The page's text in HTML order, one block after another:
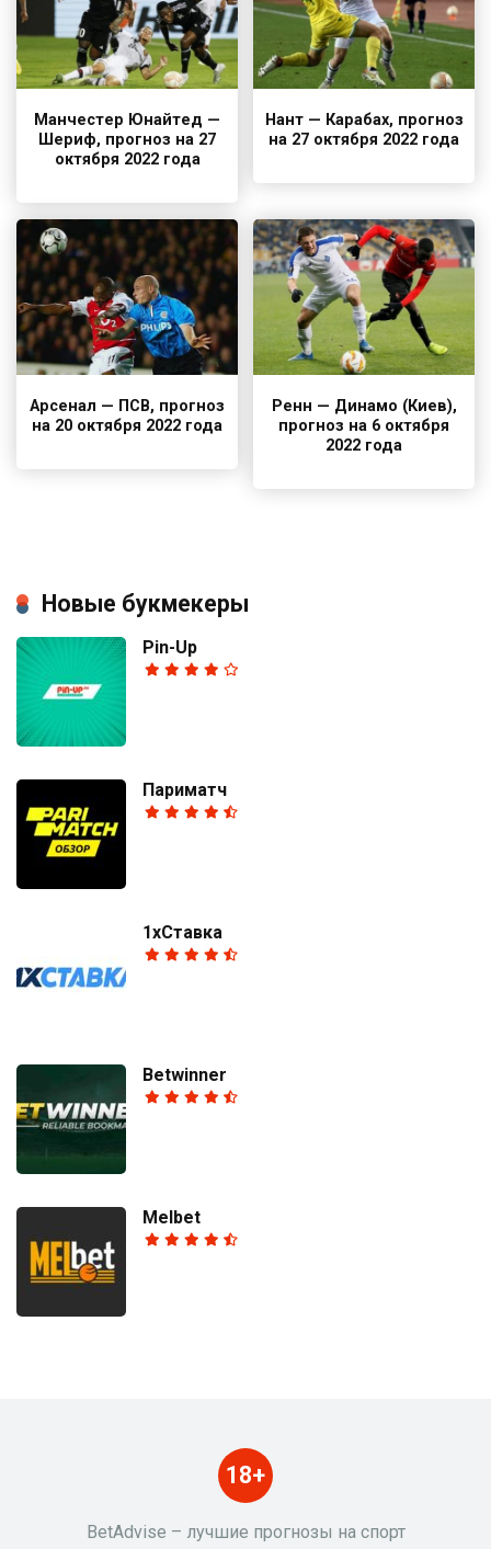
Манчестер Юнайтед —
Шериф, прогноз на 27
октября 2022 года
Нант — Карабах, прогноз
на 27 октября 2022 года
Арсенал — ПСВ, прогноз
на 20 октября 2022 года
Ренн — Динамо (Киев),
прогноз на 6 октября
2022 года
Новые букмекеры
Pin-Up
Париматч
1хСтавка
Betwinner
Melbet
BetAdvise – лучшие прогнозы на спорт
18+